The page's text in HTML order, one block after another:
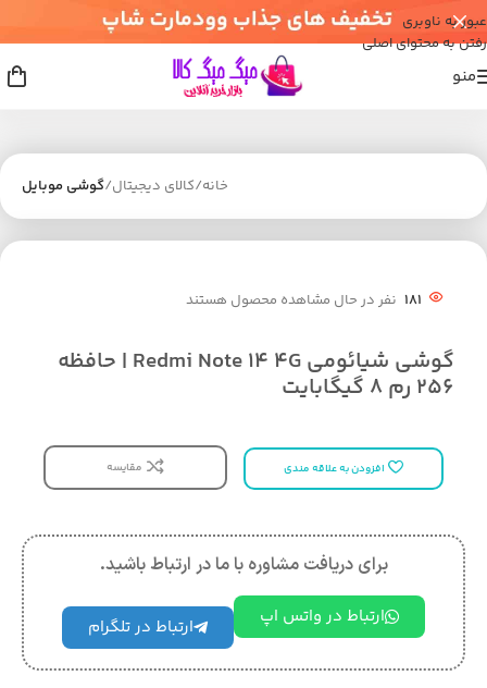
عبور به ناوبری
رفتن به محتوای اصلی
منو
خانه کالای دیجیتال گوشی موبایل
181 نفر در حال مشاهده محصول هستند
گوشی شیائومی Redmi Note 14 4G | حافظه
256 رم 8 گیگابایت
افزودن به علاقه مندی مقایسه
برای دریافت مشاوره با ما در ارتباط باشید.
ارتباط در واتس اپ ارتباط در تلگرام